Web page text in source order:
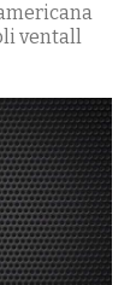
ventall